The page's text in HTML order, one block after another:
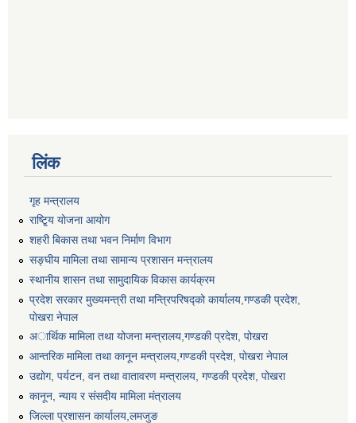
लिंक
गृह मन्त्रालय
राष्टि्ृय योजना आयोग
शहरी बिकास तथा भवन निर्माण विभाग
सङ्घीय मामिला तथा सामान्य प्रशासन मन्त्रालय
स्थानीय शासन तथा सामुदायिक विकास कार्यक्रम
प्रदेश सरकार मुख्यमन्त्री तथा मन्त्रिपरिषद्को कार्यालय,गण्डकी प्रदेश,
पाेखरा नेपाल
अार्थिक मामिला तथा योजना मन्त्रालय,गण्डकी प्रदेश, पोखरा
आन्तरिक मामिला तथा कानून मन्त्रालय,गण्डकी प्रदेश, पाेखरा नेपाल
उद्योग, पर्यटन, वन तथा वातावरण मन्त्रालय, गण्डकी प्रदेश, पोखरा
कानून, न्याय र संसदीय मामिला मंत्रालय
जिल्ला प्रशासन कार्यालय,लमजुङ